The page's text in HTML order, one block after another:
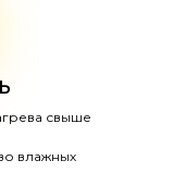
свыше
влажных